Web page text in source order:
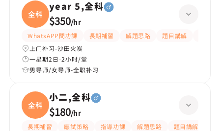
全科
year 5,全科
$350/hr
WhatsAPP問功課 長期補習 解題思路 題目講解
上门补习-沙田火炭
一星期2日-2小时/堂
男导师/女导师-全职补习
全科
小二,全科
$180/hr
長期補習 應試策略 指導功課 解題思路 題目講解